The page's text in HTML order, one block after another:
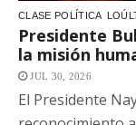
CLASE POLÍTICA
Presidente
la misión
JUL 30, 2026
El Presidente